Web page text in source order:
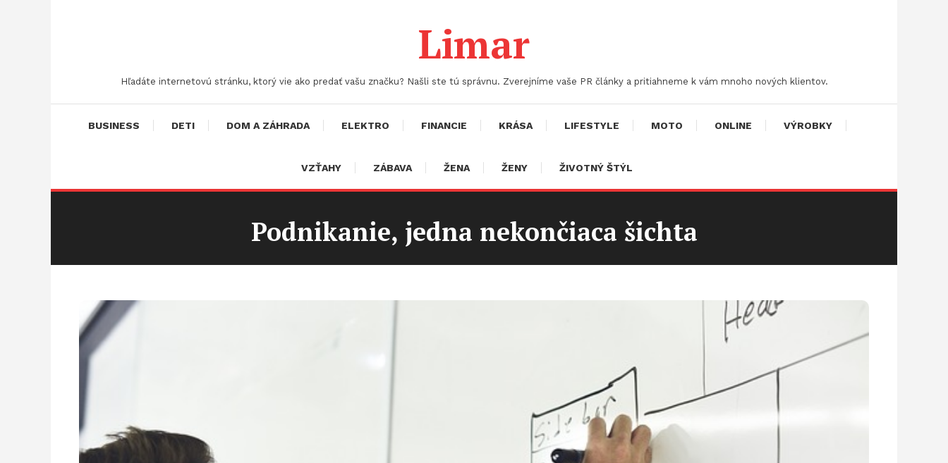
Limar
Hľadáte internetovú stránku, ktorý vie ako predať vašu značku? Našli ste tú správnu. Zverejníme vaše PR články a pritiahneme k vám mnoho nových klientov.
BUSINESS DETI DOM A ZÁHRADA ELEKTRO FINANCIE KRÁSA LIFESTYLE MOTO ONLINE VÝROBKY
VZŤAHY ZÁBAVA ŽENA ŽENY ŽIVOTNÝ ŠTÝL
Podnikanie, jedna nekončiaca šichta